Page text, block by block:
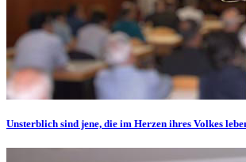
Unsterblich sind jene, die im Herzen ihres Volkes